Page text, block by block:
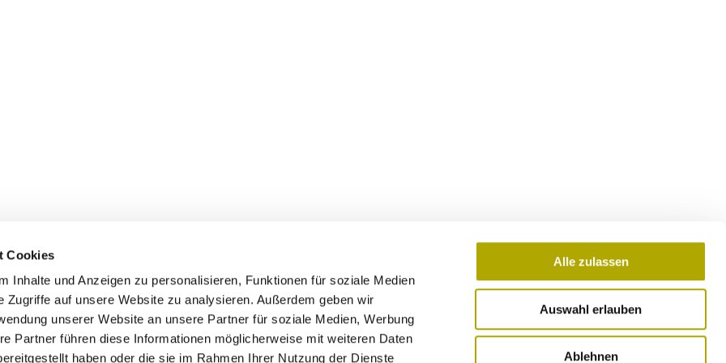
Cookies
Inhalte und Anzeigen zu personalisieren, Funktionen für soziale Medien
Zugriffe auf unsere Website zu analysieren. Außerdem geben wir
unserer Website an unsere Partner für soziale Medien, Werbung
Partner führen diese Informationen möglicherweise mit weiteren Daten
haben oder die sie im Rahmen Ihrer Nutzung der Dienste
Alle zulassen
Auswahl erlauben
Ablehnen